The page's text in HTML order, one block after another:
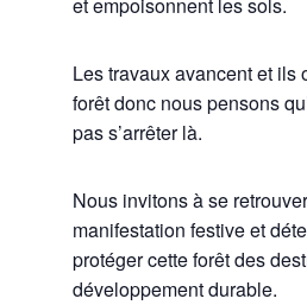
et empoisonnent les sols.
Les travaux avancent et ils
forêt donc nous pensons
pas s’arrêter là.
Nous invitons à se
manifestation festive et
protéger cette forêt des
développement durable.